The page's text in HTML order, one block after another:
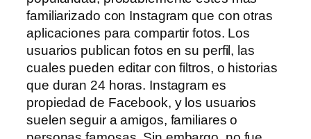
familiarizado con Instagram que con otras
aplicaciones para compartir fotos. Los
usuarios publican fotos en su perfil, las
cuales pueden editar con filtros, o historias
que duran 24 horas. Instagram es
propiedad de Facebook, y los usuarios
suelen seguir a amigos, familiares o